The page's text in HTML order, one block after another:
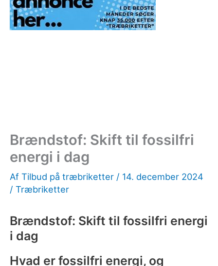
Brændstof: Skift til fossilfri
energi i dag
Af Tilbud på træbriketter / 14. december 2024
/ Træbriketter
Brændstof: Skift til fossilfri energi
i dag
Hvad er fossilfri energi, og